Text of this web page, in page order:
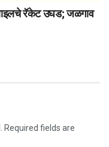
रॅकेट उघड; जळगाव
Required fields are